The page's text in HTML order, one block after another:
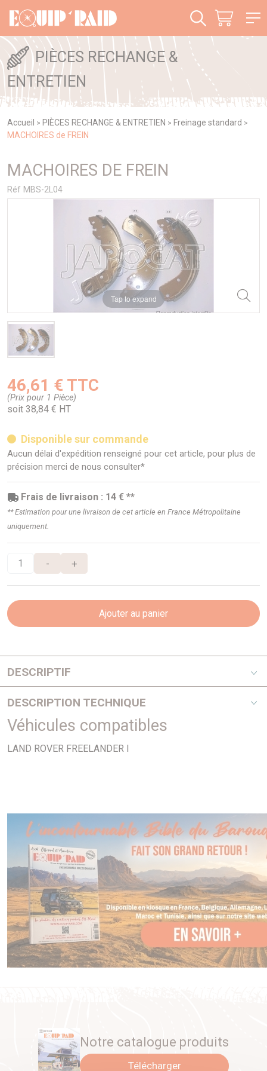
PIÈCES RECHANGE &
ENTRETIEN
Accueil > PIÈCES RECHANGE & ENTRETIEN > Freinage standard >
MACHOIRES de FREIN
MACHOIRES DE FREIN
Réf MBS-2L04
Tap to expand
46,61 € TTC
(Prix pour 1 Pièce)
soit 38,84 € HT
Disponible sur commande
Aucun délai d'expédition renseigné pour cet article, pour plus de
précision merci de nous consulter*
Frais de livraison : 14 € **
** Estimation pour une livraison de cet article en France Métropolitaine
uniquement.
- +
Ajouter au panier
DESCRIPTIF
DESCRIPTION TECHNIQUE
PHOTO NON CONTRACTUELLE
Véhicules compatibles
LAND ROVER FREELANDER I
Notre catalogue produits
Télécharger
Panneau de gestion des cookies